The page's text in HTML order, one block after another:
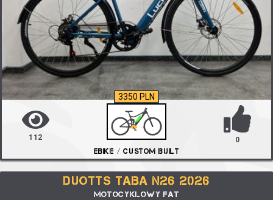
112
EBIKE / CUSTOM BUILT
0
3350 PLN
DUOTTS TABA N26 2026
MOTOCYKLOWY FAT